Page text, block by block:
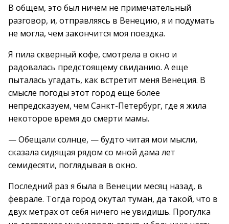
В общем, это был ничем не примечательный
разговор, и, отправляясь в Венецию, я и подумать
не могла, чем закончится моя поездка.
Я пила скверный кофе, смотрела в окно и
радовалась предстоящему свиданию. А еще
пыталась угадать, как встретит меня Венеция. В
смысле погоды этот город еще более
непредсказуем, чем Санкт-Петербург, где я жила
некоторое время до смерти мамы.
— Обещали солнце, — будто читая мои мысли,
сказала сидящая рядом со мной дама лет
семидесяти, поглядывая в окно.
Последний раз я была в Венеции месяц назад, в
феврале. Тогда город окутал туман, да такой, что в
двух метрах от себя ничего не увидишь. Прогулка